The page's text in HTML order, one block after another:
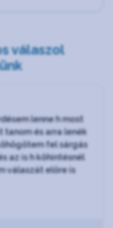
válaszol
lenne h most
tanom és arra lenék
fel sárgás
az is h köhintésnél
válaszát elöre is